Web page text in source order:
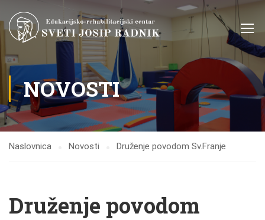
NOVOSTI
Naslovnica Novosti Druženje povodom Sv.Franje
Druženje povodom